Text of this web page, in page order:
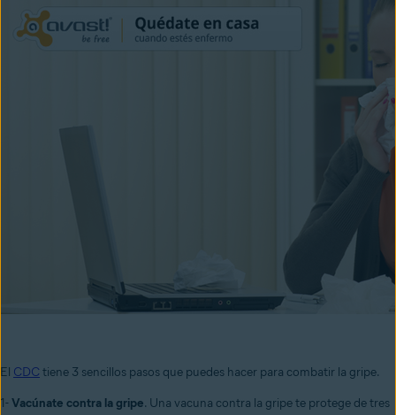
El CDC tiene 3 sencillos pasos que puedes hacer para combatir la gripe.
1- Vacúnate contra la gripe. Una vacuna contra la gripe te protege de tres